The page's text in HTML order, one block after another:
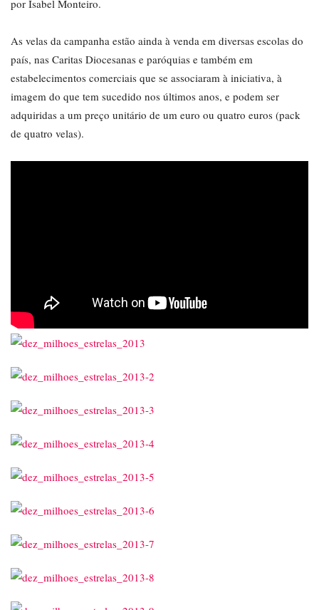
por Isabel Monteiro.
As velas da campanha estão ainda à venda em diversas escolas do
país, nas Caritas Diocesanas e paróquias e também em
estabelecimentos comerciais que se associaram à iniciativa, à
imagem do que tem sucedido nos últimos anos, e podem ser
adquiridas a um preço unitário de um euro ou quatro euros (pack
de quatro velas).